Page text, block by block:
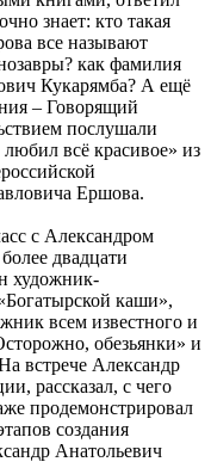
знает: кто такая
все называют
как фамилия
Кукарямба? А ещё
– Говорящий
послушали
всё красивое» из
Ершова.
с Александром
двадцати
художник-
каши»,
всем известного и
обезьянки» и
встрече Александр
рассказал, с чего
продемонстрировал
создания
Анатольевич